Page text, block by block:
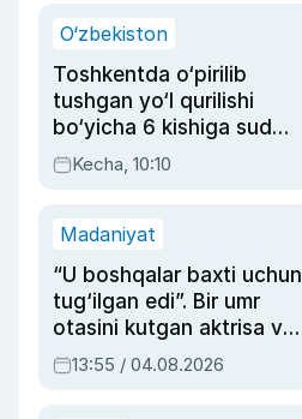
O‘zbekiston
Toshkentda o‘pirilib
tushgan yo‘l qurilishi
bo‘yicha 6 kishiga sud
hukmi o‘qildi
Kecha, 10:10
Madaniyat
“U boshqalar baxti uchun
tug‘ilgan edi”. Bir umr
otasini kutgan aktrisa va
dublyaj ustasi Rimma
Ahmedovaning
13:55 / 04.08.2026